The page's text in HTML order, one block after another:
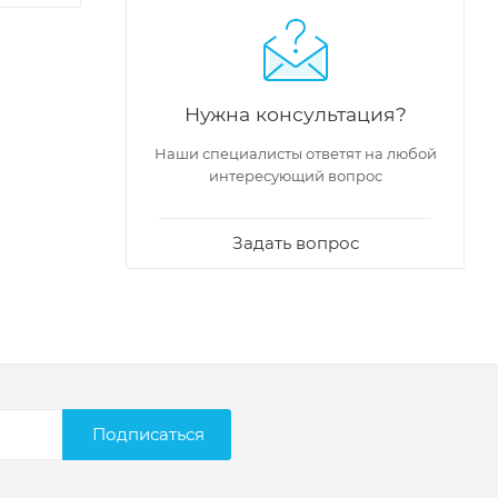
Нужна консультация?
Наши специалисты ответят на любой
интересующий вопрос
Задать вопрос
Подписаться